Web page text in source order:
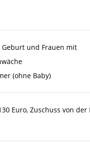
und Frauen mit
(ohne Baby)
Euro, Zuschuss von der